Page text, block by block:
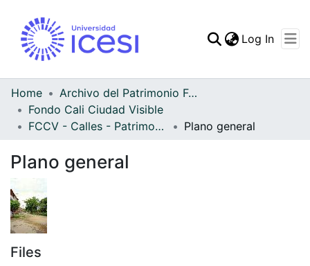
Log In
Home
Archivo del Patrimonio Fotográfico y Fílmico del Valle del Cauca
Fondo Cali Ciudad Visible
FCCV - Calles - Patrimonial
Plano general
Plano general
Files